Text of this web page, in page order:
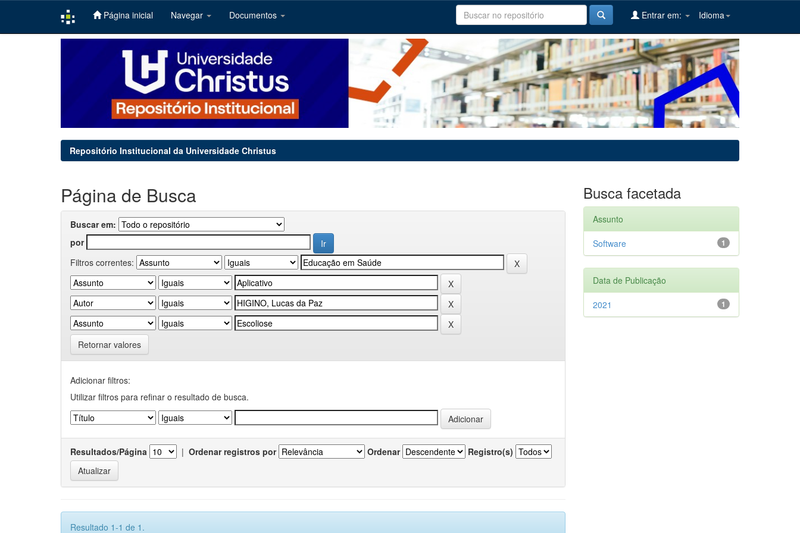
Página inicial Navegar Documentos Idioma
Entrar em:
Repositório Institucional da Universidade Christus
Página de Busca
Buscar em:
por
Filtros correntes:
Retornar valores
Adicionar filtros:
Utilizar filtros para refinar o resultado de busca.
Resultados/Página | Ordenar registros por Ordenar Registro(s)
Resultado 1-1 de 1.
Busca facetada
Assunto
1
Software
Data de Publicação
1
2021